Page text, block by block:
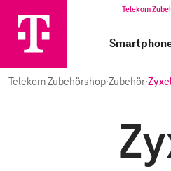
Telekom
Telekom Zubehörshop·Zubehör·